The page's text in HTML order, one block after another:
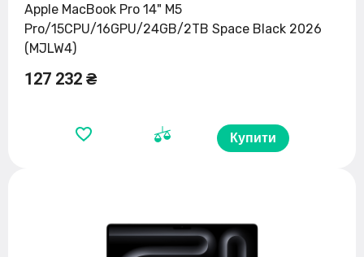
Apple MacBook Pro 14" M5
Pro/15CPU/16GPU/24GB/2TB Space Black 2026
(MJLW4)
127 232 ₴
Купити